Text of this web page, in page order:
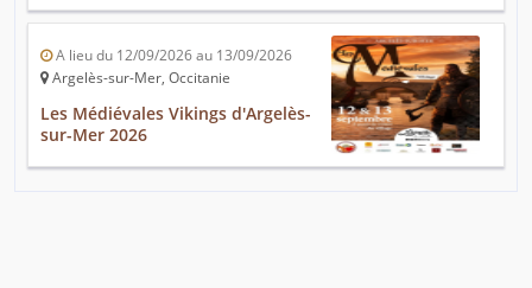
A lieu du 12/09/2026 au 13/09/2026
Argelès-sur-Mer, Occitanie
Les Médiévales Vikings d'Argelès-
sur-Mer 2026